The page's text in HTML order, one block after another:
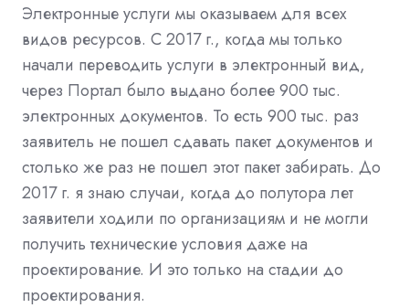
Электронные услуги мы оказываем для всех
видов ресурсов. С 2017 г., когда мы только
начали переводить услуги в электронный вид,
через Портал было выдано более 900 тыс.
электронных документов. То есть 900 тыс. раз
заявитель не пошел сдавать пакет документов и
столько же раз не пошел этот пакет забирать. До
2017 г. я знаю случаи, когда до полутора лет
заявители ходили по организациям и не могли
получить технические условия даже на
проектирование. И это только на стадии до
проектирования.